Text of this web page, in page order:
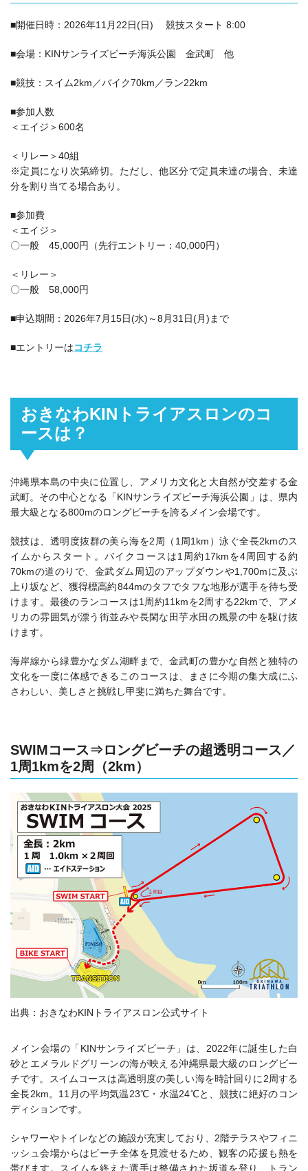
■開催日時： 2026年11月22日(日) 競技スタート 8:00
■会場： KINサンライズビーチ海浜公園 金武町 他
■競技：スイム2km／バイク70km／ラン22km
■参加人数
＜エイジ＞600名
＜リレー＞40組
※定員になり次第締切。ただし、他区分で定員未達の場合、未達
分を割り当てる場合あり。
■参加費
＜エイジ＞
〇一般 45,000円（先行エントリー：40,000円）
＜リレー＞
〇一般 58,000円
■申込期間： 2026年7月15日(水)～8月31日(月)まで
■エントリーはコチラ
おきなわKINトライアスロンのコ
ースは？
沖縄県本島の中央に位置し、アメリカ文化と大自然が交差する金
武町。その中心となる「KINサンライズビーチ海浜公園」は、県内
最大級となる800mのロングビーチを誇るメイン会場です。
競技は、透明度抜群の美ら海を2周（1周1km）泳ぐ全長2kmのス
イムからスタート。バイクコースは1周約17kmを4周回する約
70kmの道のりで、金武ダム周辺のアップダウンや1,700mに及ぶ
上り坂など、獲得標高約844mのタフでタフな地形が選手を待ち受
けます。最後のランコースは1周約11kmを2周する22kmで、アメ
リカの雰囲気が漂う街並みや長閑な田芋水田の風景の中を駆け抜
けます。
海岸線から緑豊かなダム湖畔まで、金武町の豊かな自然と独特の
文化を一度に体感できるこのコースは、まさに今期の集大成にふ
さわしい、美しさと挑戦し甲斐に満ちた舞台です。
SWIMコース⇒ロングビーチの超透明コース／
1周1kmを2周（2km）
出典：おきなわKINトライアスロン公式サイト
メイン会場の「KINサンライズビーチ」は、2022年に誕生した白
砂とエメラルドグリーンの海が映える沖縄県最大級のロングビー
チです。スイムコースは高透明度の美しい海を時計回りに2周する
全長2km。11月の平均気温23℃・水温24℃と、競技に絶好のコン
ディションです。
シャワーやトイレなどの施設が充実しており、2階テラスやフィニ
ッシュ会場からはビーチ全体を見渡せるため、観客の応援も熱を
帯びます。スイムを終えた選手は整備された坂道を登り、トラン